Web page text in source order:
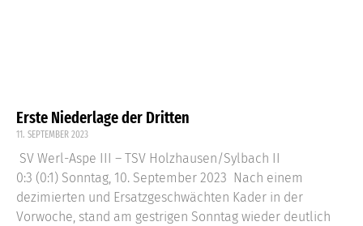
Erste Niederlage der Dritten
11. SEPTEMBER 2023
SV Werl-Aspe III – TSV Holzhausen/Sylbach II
0:3 (0:1) Sonntag, 10. September 2023 Nach einem
dezimierten und Ersatzgeschwächten Kader in der
Vorwoche, stand am gestrigen Sonntag wieder deutlich